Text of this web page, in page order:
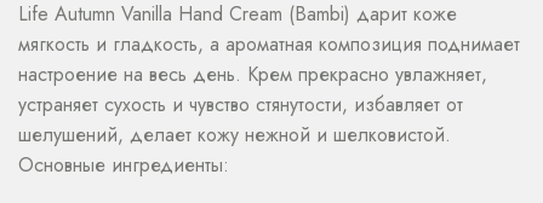
Life Autumn Vanilla Hand Cream (Bambi) дарит коже
мягкость и гладкость, а ароматная композиция поднимает
настроение на весь день. Крем прекрасно увлажняет,
устраняет сухость и чувство стянутости, избавляет от
шелушений, делает кожу нежной и шелковистой.
Основные ингредиенты: